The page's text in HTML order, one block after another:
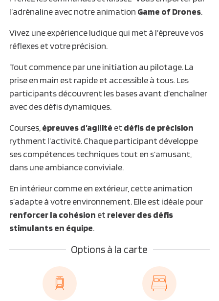
l’adrénaline avec notre animation Game of Drones.
Vivez une expérience ludique qui met à l’épreuve vos
réflexes et votre précision.
Tout commence par une initiation au pilotage. La
prise en main est rapide et accessible à tous. Les
participants découvrent les bases avant d’enchaîner
avec des défis dynamiques.
Courses, épreuves d’agilité et défis de précision
rythment l’activité. Chaque participant développe
ses compétences techniques tout en s’amusant,
dans une ambiance conviviale.
En intérieur comme en extérieur, cette animation
s’adapte à votre environnement. Elle est idéale pour
renforcer la cohésion et relever des défis
stimulants en équipe.
Options à la carte